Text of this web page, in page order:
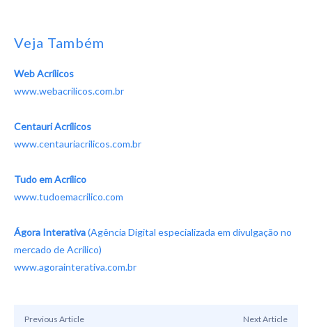
Veja Também
Web Acrílicos
www.webacrilicos.com.br
Centauri Acrílicos
www.centauriacrilicos.com.br
Tudo em Acrílico
www.tudoemacrilico.com
Ágora Interativa(Agência Digital especializada em divulgação no
mercado de Acrílico)
www.agorainterativa.com.br
Previous Article Next Article